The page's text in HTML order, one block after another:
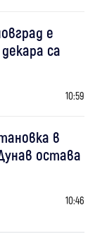
е
са
10:59
в
остава
10:46